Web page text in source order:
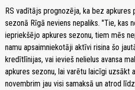
RS vadītājs prognozēja, ka bez apkures
sezonā Rīgā neviens nepaliks. "Tie, kas
iepriekšējo apkures sezonu, tiem mēs
namu apsaimniekotāji aktīvi risina šo
kredītlīnijas, vai ievieš nelielus avansa
apkures sezonu, lai varētu laicīgi uzsākt
novembrim jau visi samaksā un atrod